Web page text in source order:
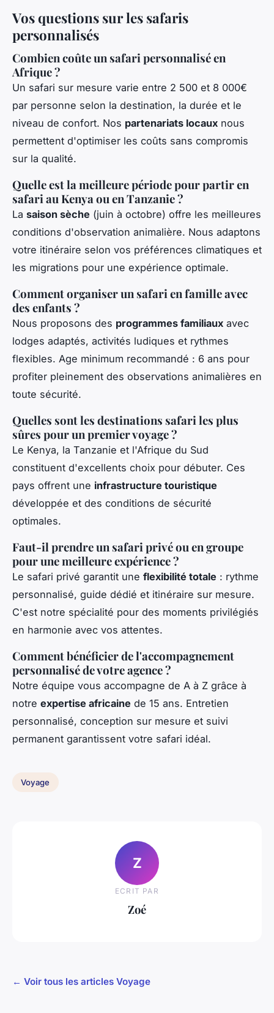
Vos questions sur les safaris
personnalisés
Combien coûte un safari personnalisé en
Afrique ?
Un safari sur mesure varie entre 2 500 et 8 000€
par personne selon la destination, la durée et le
niveau de confort. Nos partenariats locaux nous
permettent d'optimiser les coûts sans compromis
sur la qualité.
Quelle est la meilleure période pour partir en
safari au Kenya ou en Tanzanie ?
La saison sèche (juin à octobre) offre les meilleures
conditions d'observation animalière. Nous adaptons
votre itinéraire selon vos préférences climatiques et
les migrations pour une expérience optimale.
Comment organiser un safari en famille avec
des enfants ?
Nous proposons des programmes familiaux avec
lodges adaptés, activités ludiques et rythmes
flexibles. Age minimum recommandé : 6 ans pour
profiter pleinement des observations animalières en
toute sécurité.
Quelles sont les destinations safari les plus
sûres pour un premier voyage ?
Le Kenya, la Tanzanie et l'Afrique du Sud
constituent d'excellents choix pour débuter. Ces
pays offrent une infrastructure touristique
développée et des conditions de sécurité
optimales.
Faut-il prendre un safari privé ou en groupe
pour une meilleure expérience ?
Le safari privé garantit une flexibilité totale : rythme
personnalisé, guide dédié et itinéraire sur mesure.
C'est notre spécialité pour des moments privilégiés
en harmonie avec vos attentes.
Comment bénéficier de l'accompagnement
personnalisé de votre agence ?
Notre équipe vous accompagne de A à Z grâce à
notre expertise africaine de 15 ans. Entretien
personnalisé, conception sur mesure et suivi
permanent garantissent votre safari idéal.
Voyage
Z
ECRIT PAR
Zoé
← Voir tous les articles Voyage